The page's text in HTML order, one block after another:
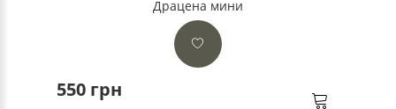
Драцена мини
550 грн